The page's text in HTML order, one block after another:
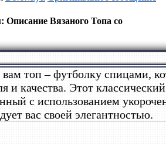
Вязаного Топа со
топ – футболку спицами,
и качества. Этот
с использованием
вас своей элегантностью.